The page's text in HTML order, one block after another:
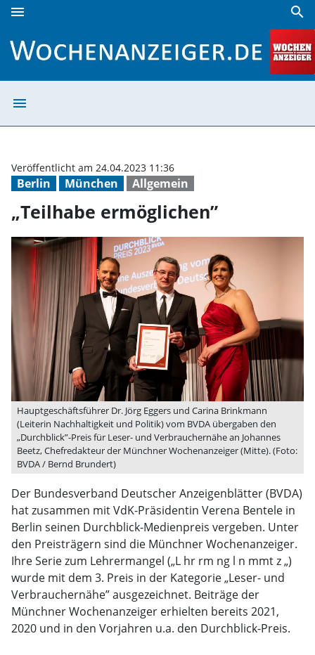
menu search
menu
Berlin München Allgemein
Veröffentlicht am 24.04.2023 11:36
„Teilhabe ermöglichen”
Hauptgeschäftsführer Dr. Jörg Eggers und Carina Brinkmann
(Leiterin Nachhaltigkeit und Politik) vom BVDA übergaben den
„Durchblick”-Preis für Leser- und Verbrauchernähe an Johannes
Beetz, Chefredakteur der Münchner Wochenanzeiger (Mitte). (Foto:
BVDA / Bernd Brundert)
Der Bundesverband Deutscher Anzeigenblätter (BVDA)
hat zusammen mit VdK-Präsidentin Verena Bentele in
Berlin seinen Durchblick-Medienpreis vergeben. Unter
den Preisträgern sind die Münchner Wochenanzeiger.
Ihre Serie zum Lehrermangel („L hr rm ng l n mmt z „)
wurde mit dem 3. Preis in der Kategorie „Leser- und
Verbrauchernähe” ausgezeichnet. Beiträge der
Münchner Wochenanzeiger erhielten bereits 2021,
2020 und in den Vorjahren u.a. den Durchblick-Preis.